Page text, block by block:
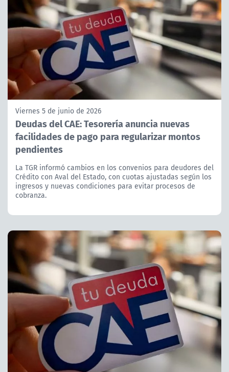
Viernes 5 de junio de 2026
Deudas del CAE: Tesorería anuncia nuevas
facilidades de pago para regularizar montos
pendientes
La TGR informó cambios en los convenios para deudores del
Crédito con Aval del Estado, con cuotas ajustadas según los
ingresos y nuevas condiciones para evitar procesos de
cobranza.